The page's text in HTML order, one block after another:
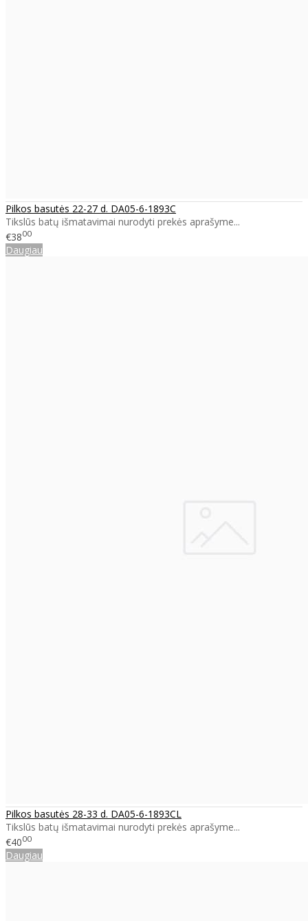
Pilkos basutės 22-27 d. DA05-6-1893C
Tikslūs batų išmatavimai nurodyti prekės aprašyme...
€3800
Daugiau
Pilkos basutės 28-33 d. DA05-6-1893CL
Tikslūs batų išmatavimai nurodyti prekės aprašyme...
€4000
Daugiau